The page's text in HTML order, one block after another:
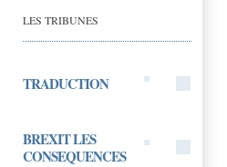
LES TRIBUNES
TRADUCTION
BREXIT LES
CONSEQUENCES